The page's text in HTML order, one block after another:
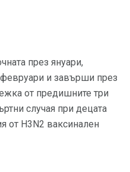
през януари,
и завърши през
от предишните три
случая при децата
от H3N2 ваксинален